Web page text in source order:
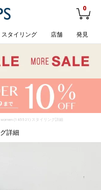
0
スタイリング 店舗 発見
(145521) スタイリング詳細
詳細